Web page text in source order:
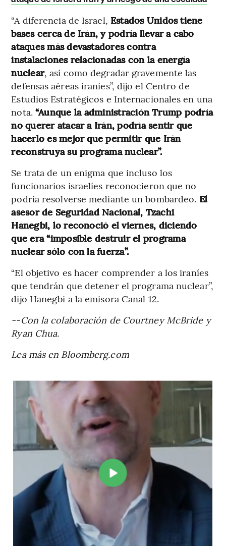
“A diferencia de Israel, Estados Unidos tiene
bases cerca de Irán, y podría llevar a cabo
ataques más devastadores contra
instalaciones relacionadas con la energía
nuclear, así como degradar gravemente las
defensas aéreas iraníes”, dijo el Centro de
Estudios Estratégicos e Internacionales en una
nota. “Aunque la administración Trump podría
no querer atacar a Irán, podría sentir que
hacerlo es mejor que permitir que Irán
reconstruya su programa nuclear”.
Se trata de un enigma que incluso los
funcionarios israelíes reconocieron que no
podría resolverse mediante un bombardeo. El
asesor de Seguridad Nacional, Tzachi
Hanegbi, lo reconoció el viernes, diciendo
que era “imposible destruir el programa
nuclear sólo con la fuerza”.
“El objetivo es hacer comprender a los iraníes
que tendrán que detener el programa nuclear”,
dijo Hanegbi a la emisora Canal 12.
--Con la colaboración de Courtney McBride y
Ryan Chua.
Lea más en Bloomberg.com